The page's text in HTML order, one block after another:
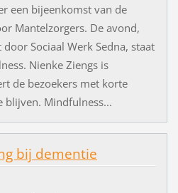
een bijeenkomst van de
Mantelzorgers. De avond,
Sociaal Werk Sedna, staat
Nienke Ziengs is
de bezoekers met korte
blijven. Mindfulness...
bij dementie